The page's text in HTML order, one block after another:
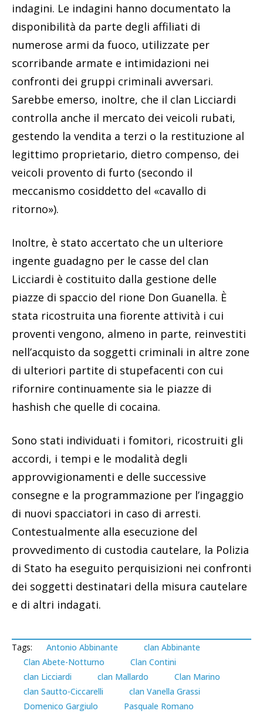
indagini. Le indagini hanno documentato la
disponibilità da parte degli affiliati di
numerose armi da fuoco, utilizzate per
scorribande armate e intimidazioni nei
confronti dei gruppi criminali avversari.
Sarebbe emerso, inoltre, che il clan Licciardi
controlla anche il mercato dei veicoli rubati,
gestendo la vendita a terzi o la restituzione al
legittimo proprietario, dietro compenso, dei
veicoli provento di furto (secondo il
meccanismo cosiddetto del «cavallo di
ritorno»).
Inoltre, è stato accertato che un ulteriore
ingente guadagno per le casse del clan
Licciardi è costituito dalla gestione delle
piazze di spaccio del rione Don Guanella. È
stata ricostruita una fiorente attività i cui
proventi vengono, almeno in parte, reinvestiti
nell’acquisto da soggetti criminali in altre zone
di ulteriori partite di stupefacenti con cui
rifornire continuamente sia le piazze di
hashish che quelle di cocaina.
Sono stati individuati i fomitori, ricostruiti gli
accordi, i tempi e le modalità degli
approvvigionamenti e delle successive
consegne e la programmazione per l’ingaggio
di nuovi spacciatori in caso di arresti.
Contestualmente alla esecuzione del
provvedimento di custodia cautelare, la Polizia
di Stato ha eseguito perquisizioni nei confronti
dei soggetti destinatari della misura cautelare
e di altri indagati.
Tags: Antonio Abbinante
clan Abbinante
Clan Abete-Notturno
Clan Contini
clan Licciardi
clan Mallardo
Clan Marino
clan Sautto-Ciccarelli
clan Vanella Grassi
Domenico Gargiulo
Pasquale Romano